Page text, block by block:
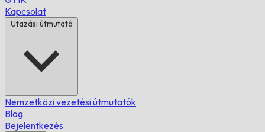
Kapcsolat
Utazási útmutató
Nemzetközi vezetési útmutatók
Blog
Bejelentkezés